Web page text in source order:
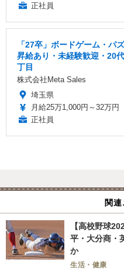
正社員
「27卒」ボードゲーム・パ
昇給あり・未経験歓迎・20
丁目
株式会社Meta Sales
埼玉県
月給25万1,000円～32万円
正社員
関連
【高校野球
平・大分商・
か
生活・健康